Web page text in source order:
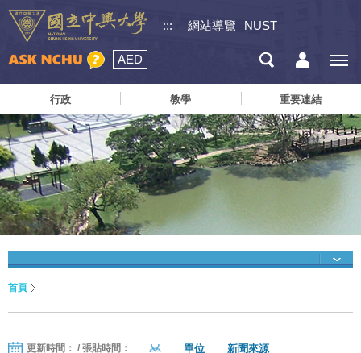
::: 網站導覽 NUST
AED
行政 教學 重要連結
首頁
更新時間： / 張貼時間： 單位 新聞來源